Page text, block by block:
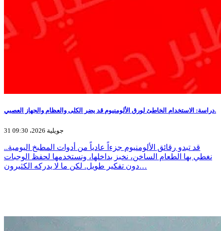
دراسة: الاستخدام الخاطئ لورق الألومنيوم قد يضر الكلى والعظام والجهاز العصبي.
31 جويلية 2026، 09:30
قد تبدو رقائق الألومنيوم جزءاً عادياً من أدوات المطبخ اليومية..
نغطي بها الطعام الساخن، نخبز بداخلها، ونستخدمها لحفظ الوجبات
دون تفكير طويل. لكن ما لا يدركه الكثيرون…